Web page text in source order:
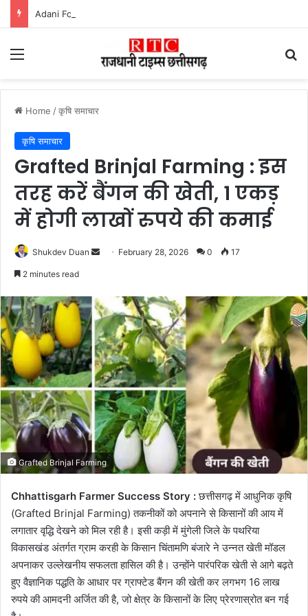
Menu
Home /कृषि समाचार
कृषि समाचार
Grafted Brinjal Farming : इस
तरह करें बैंगन की खेती, 1 एकड़
में होगी लाखों रुपये की कमाई
Shukdev Duan
Send February 28, 2026 0 17
2 minutes read
Grafted Brinjal Farming
Chhattisgarh Farmer Success Story :छत्तीसगढ़ में आधुनिक कृषि
(Grafted Brinjal Farming) तकनीकों को अपनाने से किसानों की आय में
लगातार वृद्धि देखने को मिल रही है। इसी कड़ी में मुंगेली जिले के पथरिया
विकासखंड अंतर्गत ग्राम करही के किसान चिंतामणि बंजारे ने उन्नत खेती मॉडल
अपनाकर उल्लेखनीय सफलता हासिल की है। उन्होंने पारंपरिक खेती से आगे बढ़ते
हुए वैज्ञानिक पद्धति के आधार पर ग्राफ्टेड बैंगन की खेती कर लगभग 16 लाख
रुपये की आमदनी अर्जित की है, जो क्षेत्र के किसानों के लिए प्रेरणास्रोत बन गई